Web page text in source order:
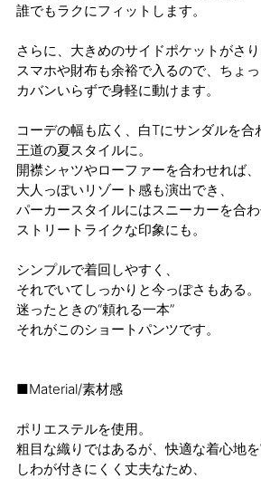
誰でもラクにフィットします。
さらに、大きめのサイドポケットがさり
スマホや財布も余裕で入るので、ちょ
カバンいらずで身軽に動けます。
コーデの幅も広く、白Tにサンダルを合
王道の夏スタイルに。
開襟シャツやローファーを合わせれば、
大人っぽいリゾート感も演出でき、
パーカースタイルにはスニーカーを合
ストリートライクな印象にも。
シンプルで着回しやすく、
それでいてしっかりと今っぽさもある。
迷ったときの“頼れる一本”
それがこのショートパンツです。
■Material/素材感
ポリエステルを使用。
粗目な織りではあるが、快適な着心地を
しわが付きにくく丈夫なため、